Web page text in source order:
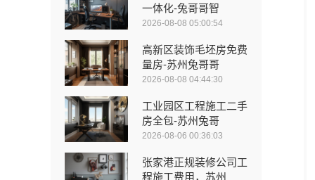
一体化-兔哥哥智
2026-08-08 05:00:54
高新区装饰毛坯房免费
量房-苏州兔哥哥
2026-08-08 04:44:30
工业园区工程施工二手
房全包-苏州兔哥
2026-08-06 00:36:03
张家港正规装修公司工
程施工费用，苏州